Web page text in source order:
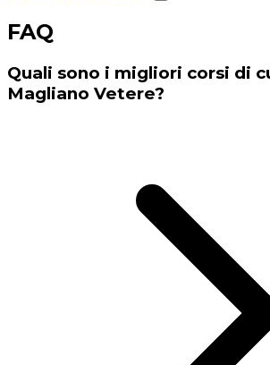
FAQ
Quali sono i migliori corsi di
Magliano Vetere?